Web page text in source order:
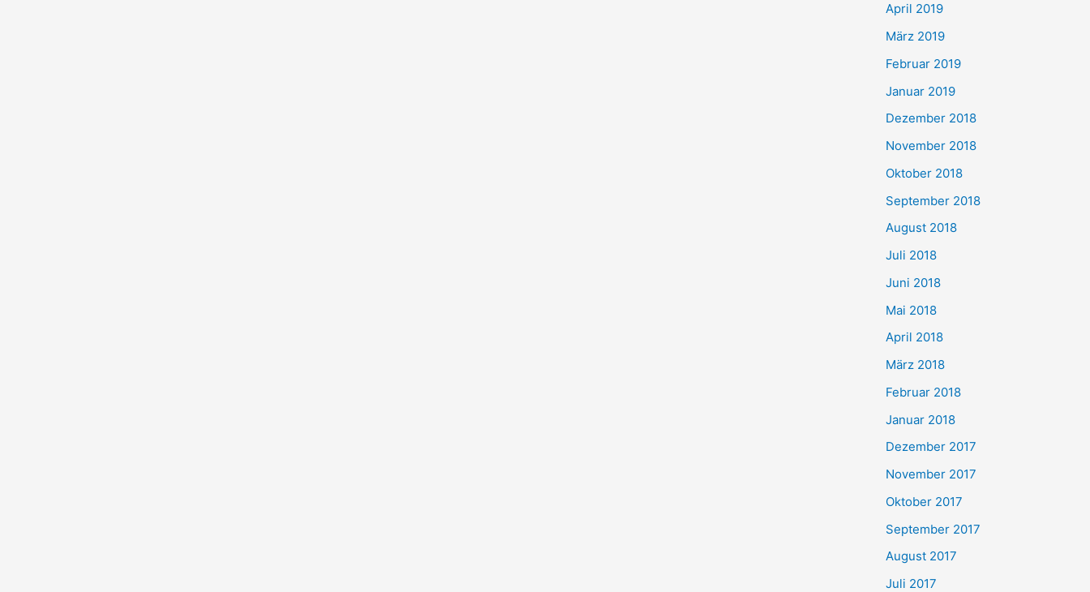
April 2019
März 2019
Februar 2019
Januar 2019
Dezember 2018
November 2018
Oktober 2018
September 2018
August 2018
Juli 2018
Juni 2018
Mai 2018
April 2018
März 2018
Februar 2018
Januar 2018
Dezember 2017
November 2017
Oktober 2017
September 2017
August 2017
Juli 2017